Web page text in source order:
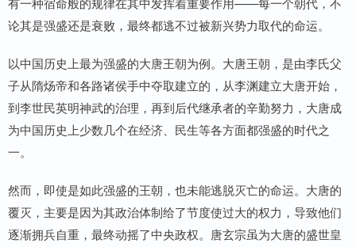
论其是强盛还是衰败，最终都逃不过被新兴势力取代的命运。
以中国历史上最为强盛的大唐王朝为例。大唐王朝，是由李氏父
子从隋炀帝和各路诸侯手中夺取建立的，从李渊建立大唐开始，
到李世民英明神武的治理，再到后代继承者的辛勤努力，大唐成
为中国历史上少数几个在经济、民生等各方面都强盛的时代之
一。
然而，即使是如此强盛的王朝，也未能逃脱灭亡的命运。大唐的
覆灭，主要是因为其政治体制给了节度使过大的权力，导致他们
逐渐拥兵自重，最终动摇了中央政权。唐玄宗虽为大唐的盛世皇